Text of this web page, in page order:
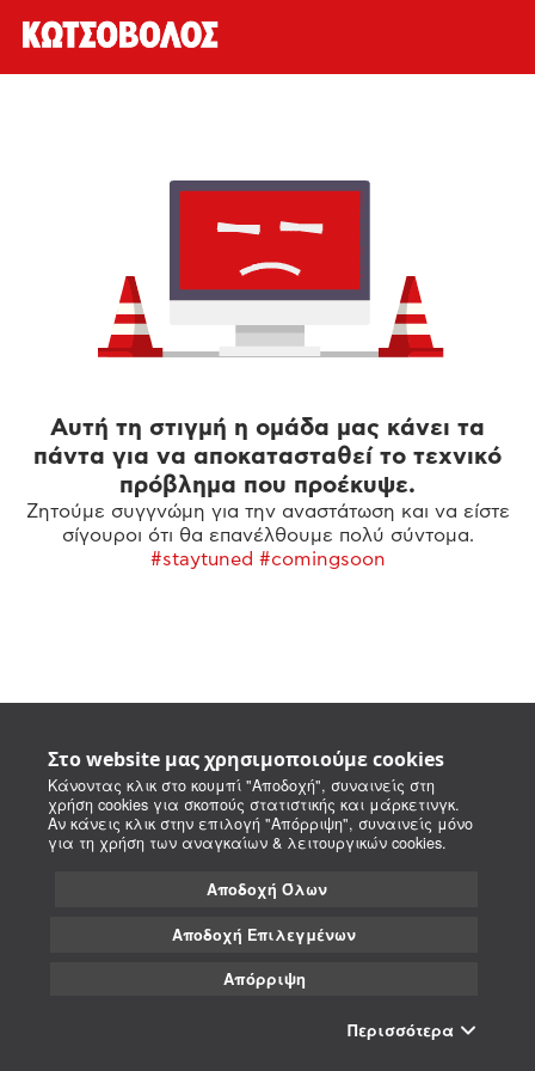
Στο website μας χρησιμοποιούμε cookies
Κάνοντας κλικ στο κουμπί "Αποδοχή", συναινείς στη
χρήση cookies για σκοπούς στατιστικής και μάρκετινγκ.
Αν κάνεις κλικ στην επιλογή "Απόρριψη", συναινείς μόνο
για τη χρήση των αναγκαίων & λειτουργικών cookies.
Αποδοχή Όλων
Αποδοχή Επιλεγμένων
Απόρριψη
Περισσότερα
Αυτή τη στιγμή η ομάδα μας κάνει τα
πάντα για να αποκατασταθεί το τεχνικό
πρόβλημα που προέκυψε.
Ζητούμε συγγνώμη για την αναστάτωση και να είστε
σίγουροι ότι θα επανέλθουμε πολύ σύντομα.
#staytuned #comingsoon